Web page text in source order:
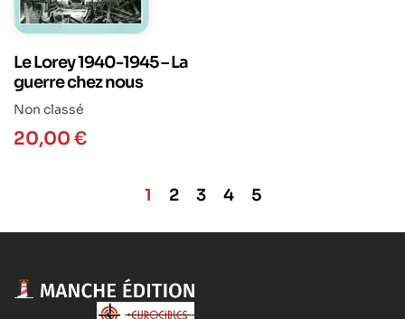
Le Lorey 1940-1945 – La
guerre chez nous
Non classé
20,00 €
1 2 3 4 5